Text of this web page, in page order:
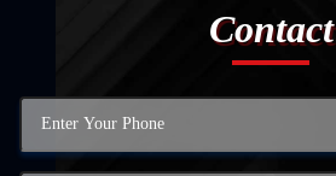
Contact